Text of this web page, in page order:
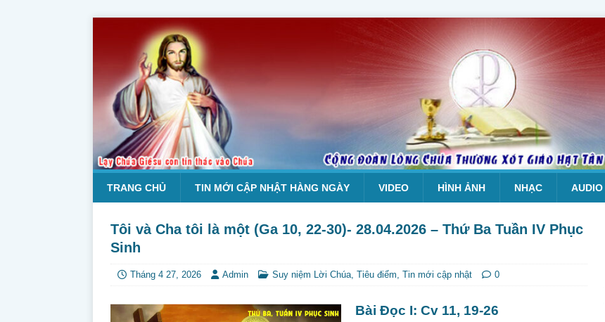
TRANG CHỦ TIN MỚI CẬP NHẬT HÀNG NGÀY VIDEO HÌNH ẢNH NHẠC AUDIO
Tôi và Cha tôi là một (Ga 10, 22-30)- 28.04.2026 – Thứ Ba Tuần IV Phục
Sinh
Tháng 4 27, 2026 Admin Suy niệm Lời Chúa, Tiêu điểm, Tin mới cập nhật 0
Bài Ðọc I: Cv 11, 19-26